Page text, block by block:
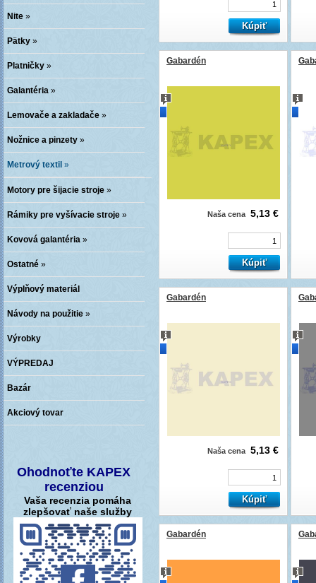
Nite »
Pätky »
Platničky »
Galantéria »
Lemovače a zakladače »
Nožnice a pinzety »
Metrový textil »
Motory pre šijacie stroje »
Rámiky pre vyšívacie stroje »
Kovová galantéria »
Ostatné »
Výplňový materiál
Návody na použitie »
Výrobky
VÝPREDAJ
Bazár
Akciový tovar
Ohodnoťte KAPEX
recenziou
Vaša recenzia pomáha
zlepšovať naše služby
Gabardén
Naša cena 5,13 €
Gabardén
Naša cena 5,13 €
Gabardén